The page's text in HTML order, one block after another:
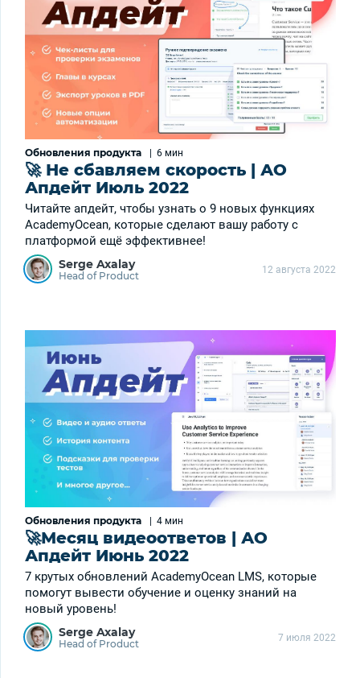
Обновления продукта 6 мин
🚀 Не сбавляем скорость | АО
Апдейт Июль 2022
Читайте апдейт, чтобы узнать о 9 новых функциях
AcademyOcean, которые сделают вашу работу с
платформой ещё эффективнее!
Serge Axalay
Head of Product 12 августа 2022
Обновления продукта 4 мин
🚀Месяц видеоответов | АО
Апдейт Июнь 2022
7 крутых обновлений АcademyOcean LMS, которые
помогут вывести обучение и оценку знаний на
новый уровень!
Serge Axalay
Head of Product 7 июля 2022